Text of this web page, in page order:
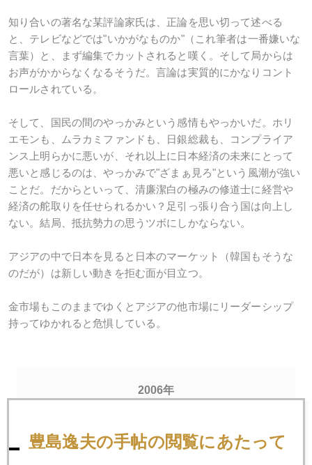
知り合いの著名な某評論家氏は、正論を思い切って述べる
と、テレビなどでは"いかがなものか"（これ筆者は一番嫌いな
言葉）と、まず編集でカットされると嘆く。そして局からは
お声がかからなくなるそうだ。言論は実質的にかなりコント
ロールされている。
そして、国民の間のやっかみという感情もやっかいだ。ホリ
エモンも、ムラカミファンドも、日銀総裁も、コンプライア
ンス上明らかに悪いが、それ以上に日本経済の未来にとって
悪いと感じるのは、やっかみで"ざまぁ見ろ"という風潮が強い
ことだ。だからといって、清廉潔白の極みの修道士に経営や
経済の舵取りを任せられるかい？足引っ張り合う国は向上し
ない。結局、抵抗勢力の思うツボにしかならない。
アジアの中で日本を見ると日本のマーケット（韓国もそうな
のだが）は新しい動きを拒む面が目立つ。
金市場もこのままでゆくとアジアの他市場にリーダーシップ
持ってゆかれると危惧している。
2006年
7月 8月 9月 10月 11月 12月
豊島逸夫の手帖の閲覧にあたって